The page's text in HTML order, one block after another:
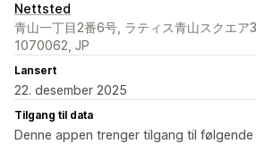
Nettsted
青山一丁目2番6号, ラティス青山スクエア
1070062, JP
Lansert
22. desember 2025
Tilgang til data
Denne appen trenger tilgang til